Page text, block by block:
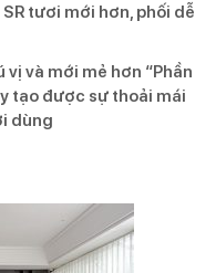
tươi mới hơn, phối dễ
và mới mẻ hơn “Phần
tạo được sự thoải mái
dùng